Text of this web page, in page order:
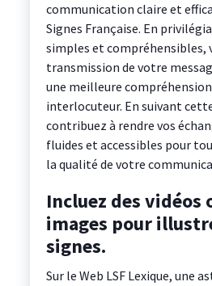
communication claire et
Signes Française. En
simples et compréhensibles,
transmission de votre
une meilleure
interlocuteur. En suivant
contribuez à rendre vos
fluides et accessibles pour
la qualité de votre
Incluez des vidéos
images pour
signes.
Sur le Web LSF Lexique, une